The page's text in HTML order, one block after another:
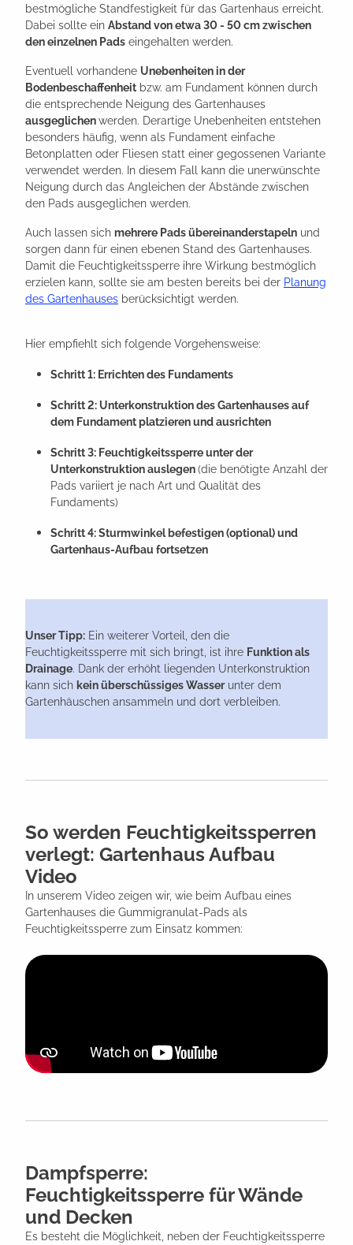
bestmögliche Standfestigkeit für das Gartenhaus erreicht.
Dabei sollte ein Abstand von etwa 30 - 50 cm zwischen
den einzelnen Pads eingehalten werden.
Eventuell vorhandene Unebenheiten in der
Bodenbeschaffenheit bzw. am Fundament können durch
die entsprechende Neigung des Gartenhauses
ausgeglichenwerden. Derartige Unebenheiten entstehen
besonders häufig, wenn als Fundament einfache
Betonplatten oder Fliesen statt einer gegossenen Variante
verwendet werden. In diesem Fall kann die unerwünschte
Neigung durch das Angleichen der Abstände zwischen
den Pads ausgeglichen werden.
Auch lassen sich mehrere Pads übereinanderstapeln und
sorgen dann für einen ebenen Stand des Gartenhauses.
Damit die Feuchtigkeitssperre ihre Wirkung bestmöglich
erzielen kann, sollte sie am besten bereits bei der Planung
des Gartenhauses berücksichtigt werden.
Hier empfiehlt sich folgende Vorgehensweise:
Schritt 1: Errichten des Fundaments
Schritt 2: Unterkonstruktion des Gartenhauses auf
dem Fundament platzieren und ausrichten
Schritt 3: Feuchtigkeitssperre unter der
Unterkonstruktion auslegen(die benötigte Anzahl der
Pads variiert je nach Art und Qualität des
Fundaments)
Schritt 4: Sturmwinkel befestigen (optional) und
Gartenhaus-Aufbau fortsetzen
Unser Tipp: Ein weiterer Vorteil, den die
Feuchtigkeitssperre mit sich bringt, ist ihre Funktion als
Drainage. Dank der erhöht liegenden Unterkonstruktion
kann sich kein überschüssiges Wasserunter dem
Gartenhäuschen ansammeln und dort verbleiben.
So werden Feuchtigkeitssperren
verlegt: Gartenhaus Aufbau
Video
In unserem Video zeigen wir, wie beim Aufbau eines
Gartenhauses die Gummigranulat-Pads als
Feuchtigkeitssperre zum Einsatz kommen:
Dampfsperre:
Feuchtigkeitssperre für Wände
und Decken
Es besteht die Möglichkeit, neben der Feuchtigkeitssperre